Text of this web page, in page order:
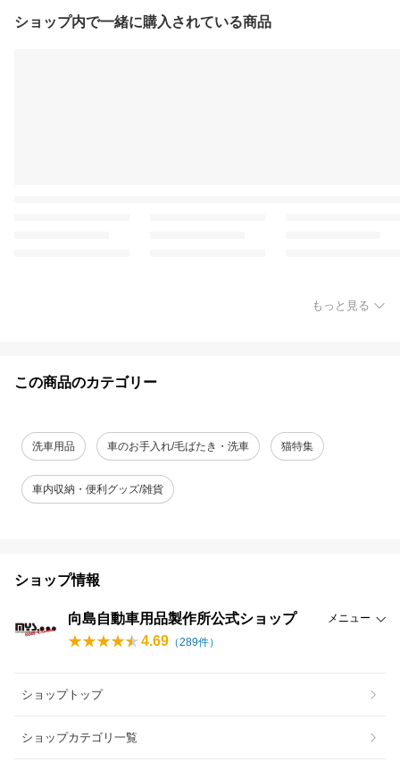
ショップ内で一緒に購入されている商品
もっと見る
この商品のカテゴリー
洗車用品 車のお手入れ/毛ばたき・洗車 猫特集
車内収納・便利グッズ/雑貨
ショップ情報
向島自動車用品製作所公式ショップ メニュー
4.69 （289件）
ショップトップ
ショップカテゴリ一覧